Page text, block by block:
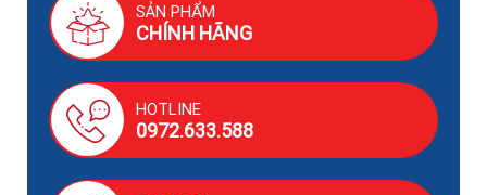
SẢN PHẨM
CHÍNH HÃNG
HOTLINE
0972.633.588